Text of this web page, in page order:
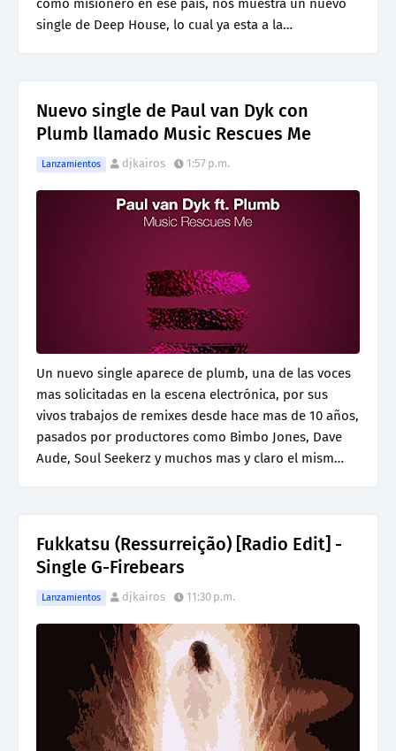
como misionero en ese pais, nos muestra un nuevo
single de Deep House, lo cual ya esta a la…
Nuevo single de Paul van Dyk con
Plumb llamado Music Rescues Me
Lanzamientos djkairos 1:57 p.m.
Un nuevo single aparece de plumb, una de las voces
mas solicitadas en la escena electrónica, por sus
vivos trabajos de remixes desde hace mas de 10 años,
pasados por productores como Bimbo Jones, Dave
Aude, Soul Seekerz y muchos mas y claro el mism…
Fukkatsu (Ressurreição) [Radio Edit] -
Single G-Firebears
Lanzamientos djkairos 11:30 p.m.